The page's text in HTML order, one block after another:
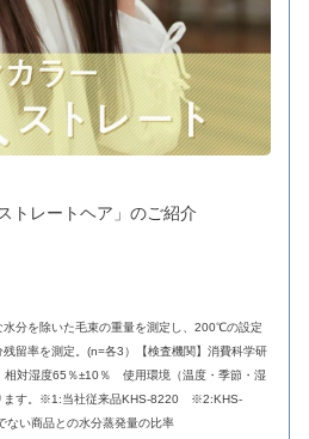
トレートヘア」のご紹介
水分を除いた毛束の重量を測定し、200℃の設定
留率を測定。(n=各3）【検査機関】消費科学研
対湿度65％±10％ 使用環境（温度・季節・湿
ます。※1:当社従来品KHS-8220 ※2:KHS-
い商品との水分蒸発量の比率